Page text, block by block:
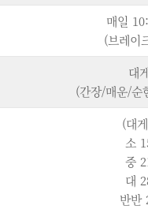
매일
(브레이
대
(간장/매운/순
(대
소
중
대
반반